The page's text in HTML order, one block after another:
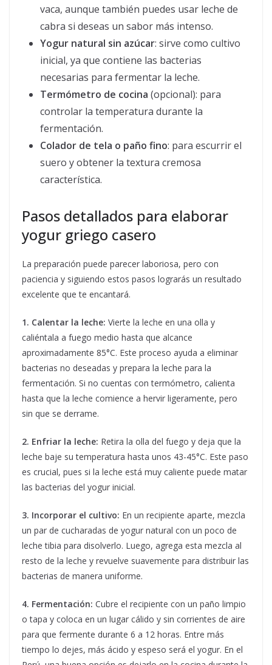
vaca, aunque también puedes usar leche de
cabra si deseas un sabor más intenso.
Yogur natural sin azúcar: sirve como cultivo
inicial, ya que contiene las bacterias
necesarias para fermentar la leche.
Termómetro de cocina (opcional): para
controlar la temperatura durante la
fermentación.
Colador de tela o paño fino: para escurrir el
suero y obtener la textura cremosa
característica.
Pasos detallados para elaborar
yogur griego casero
La preparación puede parecer laboriosa, pero con
paciencia y siguiendo estos pasos lograrás un resultado
excelente que te encantará.
1. Calentar la leche: Vierte la leche en una olla y
caliéntala a fuego medio hasta que alcance
aproximadamente 85°C. Este proceso ayuda a eliminar
bacterias no deseadas y prepara la leche para la
fermentación. Si no cuentas con termómetro, calienta
hasta que la leche comience a hervir ligeramente, pero
sin que se derrame.
2. Enfriar la leche: Retira la olla del fuego y deja que la
leche baje su temperatura hasta unos 43-45°C. Este paso
es crucial, pues si la leche está muy caliente puede matar
las bacterias del yogur inicial.
3. Incorporar el cultivo: En un recipiente aparte, mezcla
un par de cucharadas de yogur natural con un poco de
leche tibia para disolverlo. Luego, agrega esta mezcla al
resto de la leche y revuelve suavemente para distribuir las
bacterias de manera uniforme.
4. Fermentación: Cubre el recipiente con un paño limpio
o tapa y coloca en un lugar cálido y sin corrientes de aire
para que fermente durante 6 a 12 horas. Entre más
tiempo lo dejes, más ácido y espeso será el yogur. En el